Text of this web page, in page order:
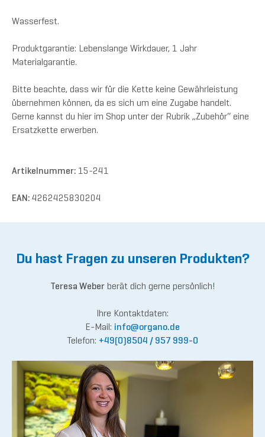
Wasserfest.
Produktgarantie: Lebenslange Wirkdauer, 1 Jahr
Materialgarantie.
Bitte beachte, dass wir für die Kette keine Gewährleistung
übernehmen können, da es sich um eine Zugabe handelt.
Gerne kannst du hier im Shop unter der Rubrik „Zubehör“ eine
Ersatzkette erwerben.
Artikelnummer: 15-241
EAN: 4262425830204
Du hast Fragen zu unseren Produkten?
Teresa Weber berät dich gerne persönlich!
Ihre Kontaktdaten:
E-Mail: info@organo.de
Telefon: +49(0)8504 / 957 999-0